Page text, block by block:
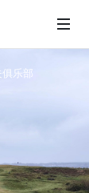
乐部